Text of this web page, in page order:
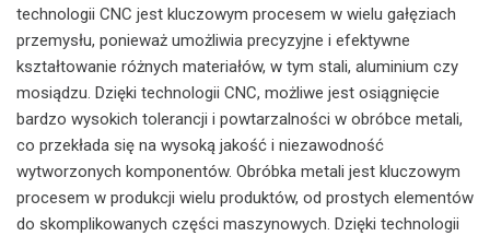
technologii CNC jest kluczowym procesem w wielu gałęziach
przemysłu, ponieważ umożliwia precyzyjne i efektywne
kształtowanie różnych materiałów, w tym stali, aluminium czy
mosiądzu. Dzięki technologii CNC, możliwe jest osiągnięcie
bardzo wysokich tolerancji i powtarzalności w obróbce metali,
co przekłada się na wysoką jakość i niezawodność
wytworzonych komponentów. Obróbka metali jest kluczowym
procesem w produkcji wielu produktów, od prostych elementów
do skomplikowanych części maszynowych. Dzięki technologii